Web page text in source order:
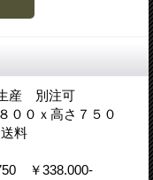
産 別注可
００ｘ高さ７５０
料
￥338.000-